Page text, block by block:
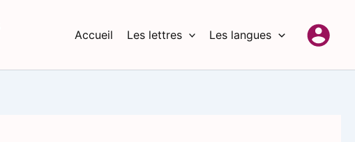
Accueil Les lettres Les langues